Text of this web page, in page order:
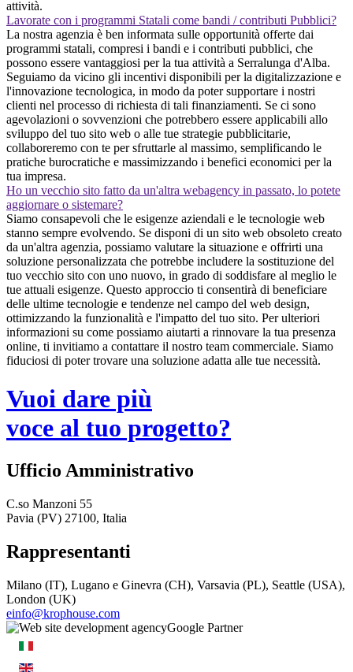
attività.
Lavorate con i programmi Statali come bandi / contributi Pubblici?
La nostra agenzia è ben informata sulle opportunità offerte dai
programmi statali, compresi i bandi e i contributi pubblici, che
possono essere vantaggiosi per la tua attività a Serralunga d'Alba.
Seguiamo da vicino gli incentivi disponibili per la digitalizzazione e
l'innovazione tecnologica, in modo da poter supportare i nostri
clienti nel processo di richiesta di tali finanziamenti. Se ci sono
agevolazioni o sovvenzioni che potrebbero essere applicabili allo
sviluppo del tuo sito web o alle tue strategie pubblicitarie,
collaboreremo con te per sfruttarle al massimo, semplificando le
pratiche burocratiche e massimizzando i benefici economici per la
tua impresa.
Ho un vecchio sito fatto da un'altra webagency in passato, lo potete
aggiornare o sistemare?
Siamo consapevoli che le esigenze aziendali e le tecnologie web
stanno sempre evolvendo. Se disponi di un sito web obsoleto creato
da un'altra agenzia, possiamo valutare la situazione e offrirti una
soluzione personalizzata che potrebbe includere la sostituzione del
tuo vecchio sito con uno nuovo, in grado di soddisfare al meglio le
tue attuali esigenze. Questo approccio ti consentirà di beneficiare
delle ultime tecnologie e tendenze nel campo del web design,
ottimizzando la funzionalità e l'impatto del tuo sito. Per ulteriori
informazioni su come possiamo aiutarti a rinnovare la tua presenza
online, ti invitiamo a contattare il nostro team commerciale. Siamo
fiduciosi di poter trovare una soluzione adatta alle tue necessità.
Vuoi dare più
voce al tuo progetto?
Ufficio Amministrativo
C.so Manzoni 55
Pavia (PV) 27100, Italia
Rappresentanti
Milano (IT), Lugano e Ginevra (CH), Varsavia (PL), Seattle (USA),
London (UK)
einfo@krophouse.com